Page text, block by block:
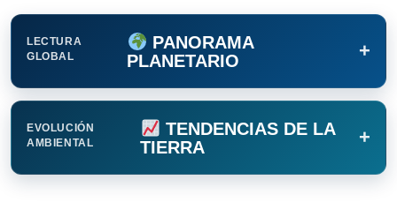
LECTURA
GLOBAL
PANORAMA
PLANETARIO
+
EVOLUCIÓN
AMBIENTAL
TENDENCIAS DE LA
TIERRA
+